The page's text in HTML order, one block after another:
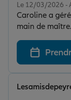
Le 12/03/2026 -
Caroline a
main de
PARFAIT.
disponible. On